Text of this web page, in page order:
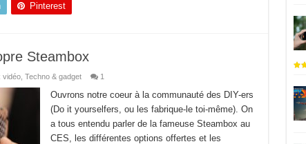
Pinterest
Steambox
vidéo, Techno & gadget 1
Ouvrons notre coeur à la communauté des DIY-ers
(Do it yourselfers, ou les fabrique-le toi-même). On
a tous entendu parler de la fameuse Steambox au
CES, les différentes options offertes et les